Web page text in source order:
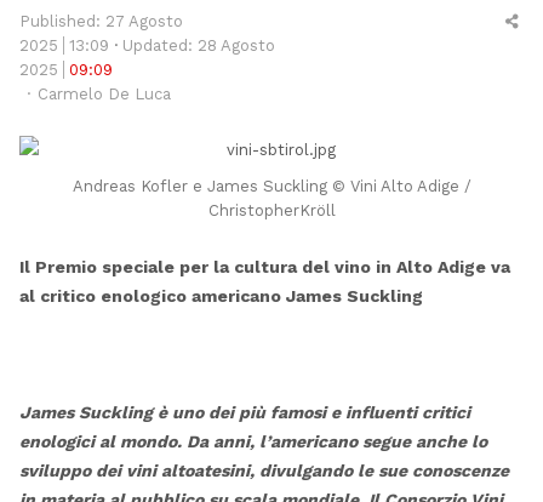
Published: 27 Agosto
2025
13:09
Updated: 28 Agosto
2025
09:09
Author
Carmelo De Luca
Andreas Kofler e James Suckling © Vini Alto Adige /
ChristopherKröll
Il Premio speciale per la cultura del vino in Alto Adige va
al critico enologico americano James Suckling
James Suckling è uno dei più famosi e influenti critici
enologici al mondo. Da anni, l’americano segue anche lo
sviluppo dei vini altoatesini, divulgando le sue conoscenze